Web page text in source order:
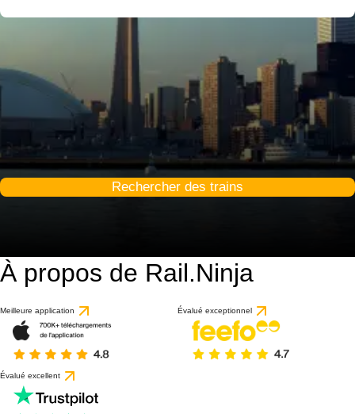
Rechercher des trains
À propos de Rail.Ninja
Meilleure application Évalué exceptionnel
Évalué excellent